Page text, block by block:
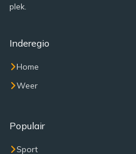
plek.
Inderegio
Home
Weer
Populair
Sport